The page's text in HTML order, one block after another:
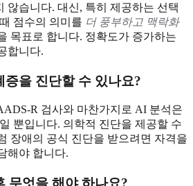
않습니다. 대신, 특히 제공하는 선택
점수의 의미를 더 풍부하고 맥락화
목표로 합니다. 정확도가 증가하는
합니다.
을 진단할 수 있나요?
R 검사와 마찬가지로 AI 분석은
뿐입니다. 의학적 진단을 제공할 수
장애의 공식 진단을 받으려면 자격을
해야 합니다.
무엇을 해야 하나요?